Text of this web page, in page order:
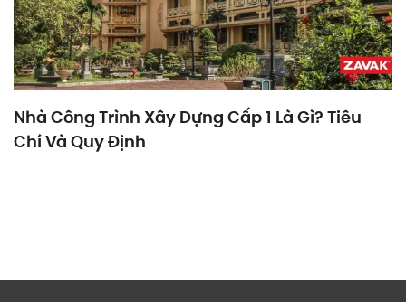
Nhà Công Trình Xây Dựng Cấp 1 Là Gì? Tiêu
Chí Và Quy Định